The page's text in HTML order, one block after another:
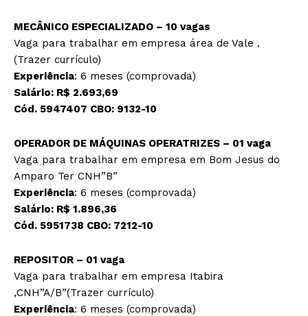
MECÂNICO ESPECIALIZADO – 10 vagas
Vaga para trabalhar em empresa área de Vale .
(Trazer currículo)
Experiência: 6 meses (comprovada)
Salário: R$ 2.693,69
Cód. 5947407 CBO: 9132-10
OPERADOR DE MÁQUINAS OPERATRIZES – 01 vaga
Vaga para trabalhar em empresa em Bom Jesus do
Amparo Ter CNH”B”
Experiência: 6 meses (comprovada)
Salário: R$ 1.896,36
Cód. 5951738 CBO: 7212-10
REPOSITOR – 01 vaga
Vaga para trabalhar em empresa Itabira
,CNH”A/B”(Trazer currículo)
Experiência: 6 meses (comprovada)